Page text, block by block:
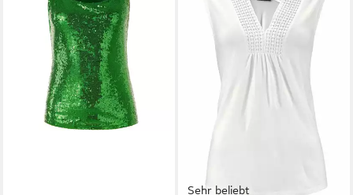
Sehr beliebt